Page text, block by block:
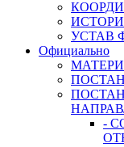
УСТАВ
Официально
-